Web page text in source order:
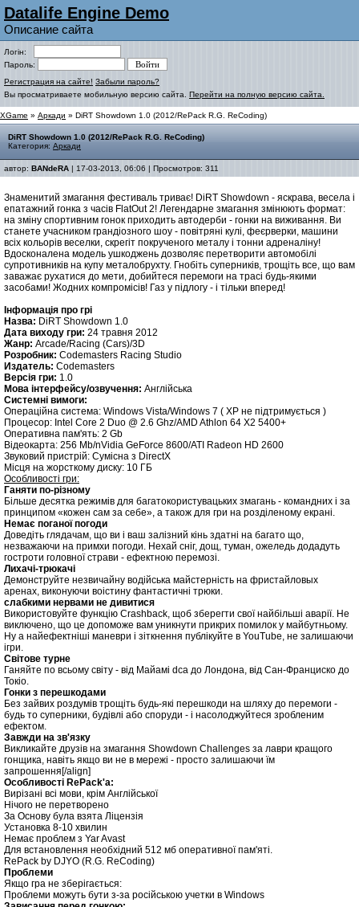
Datalife Engine Demo
Описание сайта
Логін:
Пароль:
Регистрация на сайте! Забыли пароль?
Вы просматриваете мобильную версию сайта. Перейти на полную версию сайта.
XGame » Аркади » DiRT Showdown 1.0 (2012/RePack R.G. ReCoding)
DiRT Showdown 1.0 (2012/RePack R.G. ReCoding)
Категория: Аркади
автор: BANdeRA | 17-03-2013, 06:06 | Просмотров: 311
Знаменитий змагання фестиваль триває! DiRT Showdown - яскрава, весела і
епатажний гонка з часів FlatOut 2! Легендарне змагання змінюють формат:
на зміну спортивним гонок приходить автодерби - гонки на виживання. Ви
станете учасником грандіозного шоу - повітряні кулі, феєрверки, машини
всіх кольорів веселки, скрегіт покрученого металу і тонни адреналіну!
Вдосконалена модель ушкоджень дозволяє перетворити автомобілі
супротивників на купу металобрухту. Гнобіть суперників, трощіть все, що вам
заважає рухатися до мети, добийтеся перемоги на трасі будь-якими
засобами! Жодних компромісів! Газ у підлогу - і тільки вперед!
Інформація про грі
Назва: DiRT Showdown 1.0
Дата виходу гри: 24 травня 2012
Жанр: Arcade/Racing (Cars)/3D
Розробник: Codemasters Racing Studio
Издатель: Codemasters
Версія гри: 1.0
Мова інтерфейсу/озвучення: Англійська
Системні вимоги:
Операційна система: Windows Vista/Windows 7 ( XP не підтримується )
Процесор: Intel Core 2 Duo @ 2.6 Ghz/AMD Athlon 64 X2 5400+
Оперативна пам'ять: 2 Gb
Відеокарта: 256 Mb/nVidia GeForce 8600/ATI Radeon HD 2600
Звуковий пристрій: Сумісна з DirectX
Місця на жорсткому диску: 10 ГБ
Особливості гри:
Ганяти по-різному
Більше десятка режимів для багатокористувацьких змагань - командних і за
принципом «кожен сам за себе», а також для гри на розділеному екрані.
Немає поганої погоди
Доведіть глядачам, що ви і ваш залізний кінь здатні на багато що,
незважаючи на примхи погоди. Нехай сніг, дощ, туман, ожеледь додадуть
гостроти головної страви - ефектною перемозі.
Лихачі-трюкачі
Демонструйте незвичайну водійська майстерність на фристайловых
аренах, виконуючи воістину фантастичні трюки.
слабкими нервами не дивитися
Використовуйте функцію Crashback, щоб зберегти свої найбільші аварії. Не
виключено, що це допоможе вам уникнути прикрих помилок у майбутньому.
Ну а найефектніші маневри і зіткнення публікуйте в YouTube, не залишаючи
ігри.
Світове турне
Ганяйте по всьому світу - від Майамі dca до Лондона, від Сан-Франциско до
Токіо.
Гонки з перешкодами
Без зайвих роздумів трощіть будь-які перешкоди на шляху до перемоги -
будь то суперники, будівлі або споруди - і насолоджуйтеся зробленим
ефектом.
Завжди на зв'язку
Викликайте друзів на змагання Showdown Challenges за лаври кращого
гонщика, навіть якщо ви не в мережі - просто залишаючи їм
запрошення[/align]
Особливості RePack'a:
Вирізані всі мови, крім Англійської
Нічого не перетворено
За Основу була взята Ліцензія
Установка 8-10 хвилин
Немає проблем з Yar Avast
Для встановлення необхідний 512 мб оперативної пам'яті.
RePack by DJYO (R.G. ReCoding)
Проблеми
Якщо гра не зберігається:
Проблеми можуть бути з-за російською учетки в Windows